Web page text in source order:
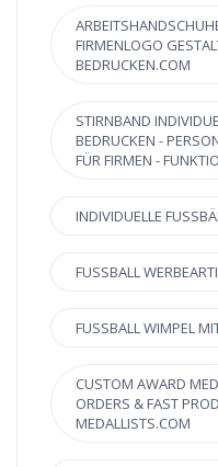
FIRMENLOGO
BEDRUCKEN.COM
STIRNBAND
BEDRUCKEN -
FÜR FIRMEN -
INDIVIDUELLE
FUSSBALL
FUSSBALL WIMPEL
CUSTOM AWARD
ORDERS & FAST
MEDALLISTS.COM